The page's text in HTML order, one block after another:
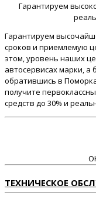
Гарантируем
Гарантируем
сроков и приемлемую
этом, уровень наших
автосервисах марки,
обратившись в
получите
средств до 30% и
ТЕХНИЧЕСКОЕ